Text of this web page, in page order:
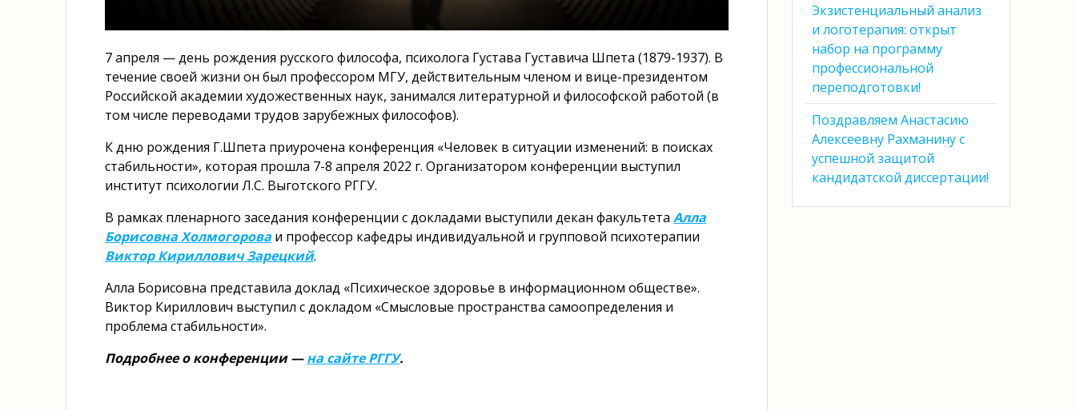
7 апреля — день рождения русского философа, психолога Густава Густавича Шпета (1879-1937). В
течение своей жизни он был профессором МГУ, действительным членом и вице-президентом
Российской академии художественных наук, занимался литературной и философской работой (в
том числе переводами трудов зарубежных философов).
К дню рождения Г.Шпета приурочена конференция «Человек в ситуации изменений: в поисках
стабильности», которая прошла 7-8 апреля 2022 г. Организатором конференции выступил
институт психологии Л.С. Выготского РГГУ.
В рамках пленарного заседания конференции с докладами выступили декан факультетаАлла
Борисовна Холмогорова и профессор кафедры индивидуальной и групповой психотерапии
Виктор Кириллович Зарецкий.
Алла Борисовна представила доклад «Психическое здоровье в информационном обществе».
Виктор Кириллович выступил с докладом «Смысловые пространства самоопределения и
проблема стабильности».
Подробнее о конференции — на сайте РГГУ.
Экзистенциальный анализ
и логотерапия: открыт
набор на программу
профессиональной
переподготовки!
Поздравляем Анастасию
Алексеевну Рахманину с
успешной защитой
кандидатской диссертации!